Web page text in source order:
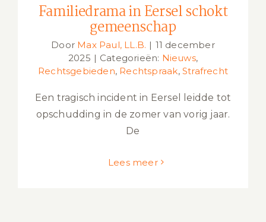
Familiedrama in Eersel schokt
gemeenschap
Door Max Paul, LL.B. | 11 december
2025 | Categorieën: Nieuws,
Rechtsgebieden, Rechtspraak, Strafrecht
Een tragisch incident in Eersel leidde tot
opschudding in de zomer van vorig jaar.
De
Lees meer